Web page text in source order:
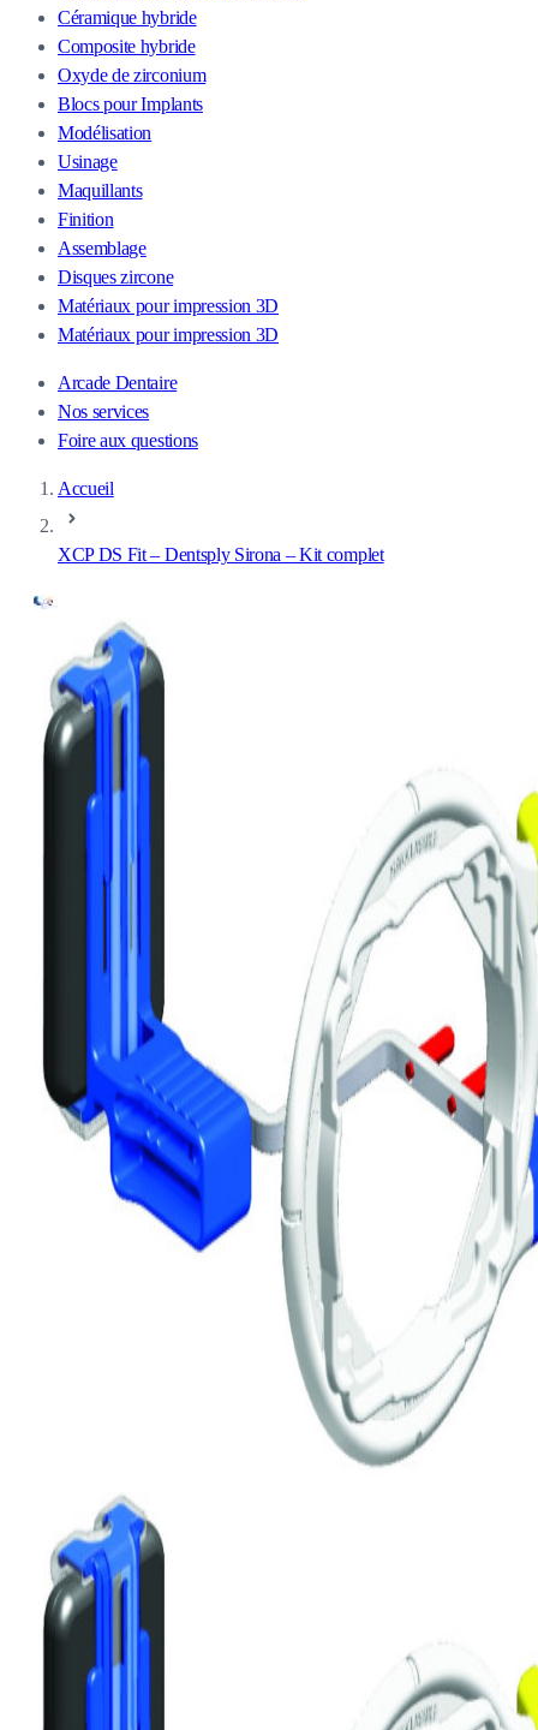
Céramique hybride
Composite hybride
Oxyde de zirconium
Blocs pour Implants
Modélisation
Usinage
Maquillants
Finition
Assemblage
Disques zircone
Matériaux pour impression 3D
Matériaux pour impression 3D
Arcade Dentaire
Nos services
Foire aux questions
Accueil
XCP DS Fit – Dentsply Sirona – Kit complet